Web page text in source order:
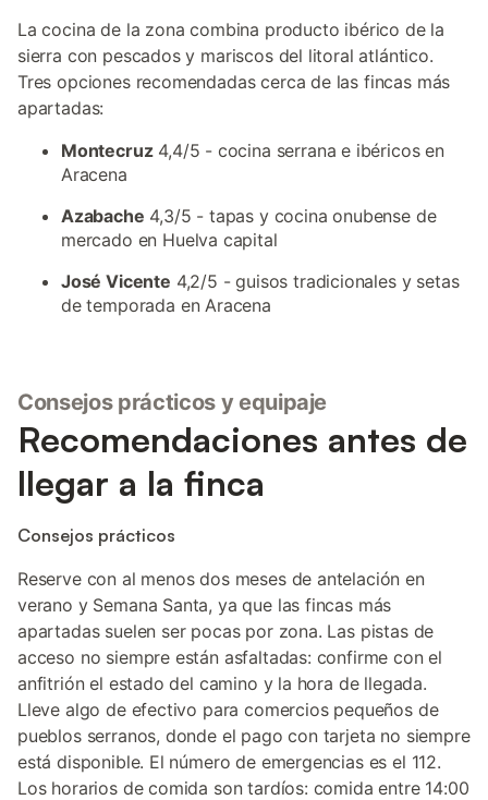
La cocina de la zona combina producto ibérico de la
sierra con pescados y mariscos del litoral atlántico.
Tres opciones recomendadas cerca de las fincas más
apartadas:
Montecruz4,4/5 - cocina serrana e ibéricos en
Aracena
Azabache 4,3/5 - tapas y cocina onubense de
mercado en Huelva capital
José Vicente 4,2/5 - guisos tradicionales y setas
de temporada en Aracena
Consejos prácticos y equipaje
Recomendaciones antes de
llegar a la finca
Consejos prácticos
Reserve con al menos dos meses de antelación en
verano y Semana Santa, ya que las fincas más
apartadas suelen ser pocas por zona. Las pistas de
acceso no siempre están asfaltadas: confirme con el
anfitrión el estado del camino y la hora de llegada.
Lleve algo de efectivo para comercios pequeños de
pueblos serranos, donde el pago con tarjeta no siempre
está disponible. El número de emergencias es el 112.
Los horarios de comida son tardíos: comida entre 14:00